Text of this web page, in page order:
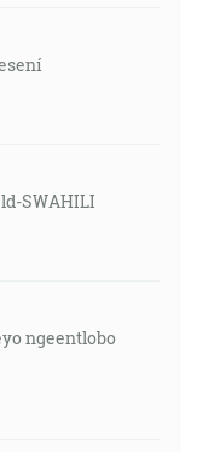
SWAHILI
ngeentlobo